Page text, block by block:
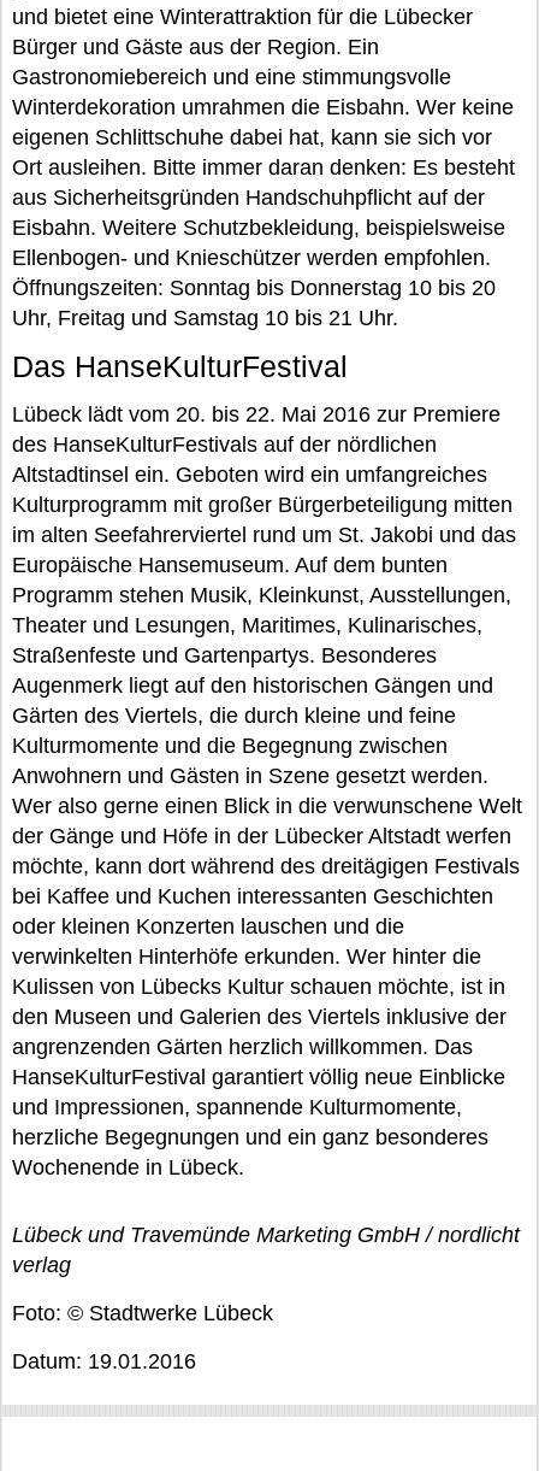
und bietet eine Winterattraktion für die Lübecker
Bürger und Gäste aus der Region. Ein
Gastronomiebereich und eine stimmungsvolle
Winterdekoration umrahmen die Eisbahn. Wer keine
eigenen Schlittschuhe dabei hat, kann sie sich vor
Ort ausleihen. Bitte immer daran denken: Es besteht
aus Sicherheitsgründen Handschuhpflicht auf der
Eisbahn. Weitere Schutzbekleidung, beispielsweise
Ellenbogen- und Knieschützer werden empfohlen.
Öffnungszeiten: Sonntag bis Donnerstag 10 bis 20
Uhr, Freitag und Samstag 10 bis 21 Uhr.
Das HanseKulturFestival
Lübeck lädt vom 20. bis 22. Mai 2016 zur Premiere
des HanseKulturFestivals auf der nördlichen
Altstadtinsel ein. Geboten wird ein umfangreiches
Kulturprogramm mit großer Bürgerbeteiligung mitten
im alten Seefahrerviertel rund um St. Jakobi und das
Europäische Hansemuseum. Auf dem bunten
Programm stehen Musik, Kleinkunst, Ausstellungen,
Theater und Lesungen, Maritimes, Kulinarisches,
Straßenfeste und Gartenpartys. Besonderes
Augenmerk liegt auf den historischen Gängen und
Gärten des Viertels, die durch kleine und feine
Kulturmomente und die Begegnung zwischen
Anwohnern und Gästen in Szene gesetzt werden.
Wer also gerne einen Blick in die verwunschene Welt
der Gänge und Höfe in der Lübecker Altstadt werfen
möchte, kann dort während des dreitägigen Festivals
bei Kaffee und Kuchen interessanten Geschichten
oder kleinen Konzerten lauschen und die
verwinkelten Hinterhöfe erkunden. Wer hinter die
Kulissen von Lübecks Kultur schauen möchte, ist in
den Museen und Galerien des Viertels inklusive der
angrenzenden Gärten herzlich willkommen. Das
HanseKulturFestival garantiert völlig neue Einblicke
und Impressionen, spannende Kulturmomente,
herzliche Begegnungen und ein ganz besonderes
Wochenende in Lübeck.
Lübeck und Travemünde Marketing GmbH / nordlicht
verlag
Foto: © Stadtwerke Lübeck
Datum: 19.01.2016